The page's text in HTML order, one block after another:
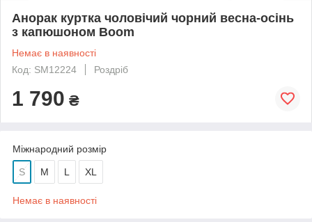
Анорак куртка чоловічий чорний весна-осінь
з капюшоном Boom
Немає в наявності
Код: SM12224
Роздріб
1 790 ₴
Міжнародний розмір
S M L XL
Немає в наявності